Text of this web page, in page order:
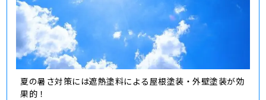
夏の暑さ対策には遮熱塗料による屋根塗装・外壁塗装が効
果的！